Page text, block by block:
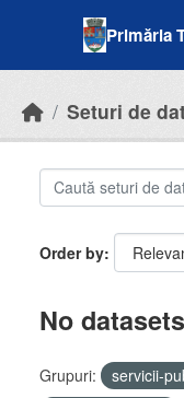
Primăria
Seturi de
Order by
No
Grupuri: servicii-